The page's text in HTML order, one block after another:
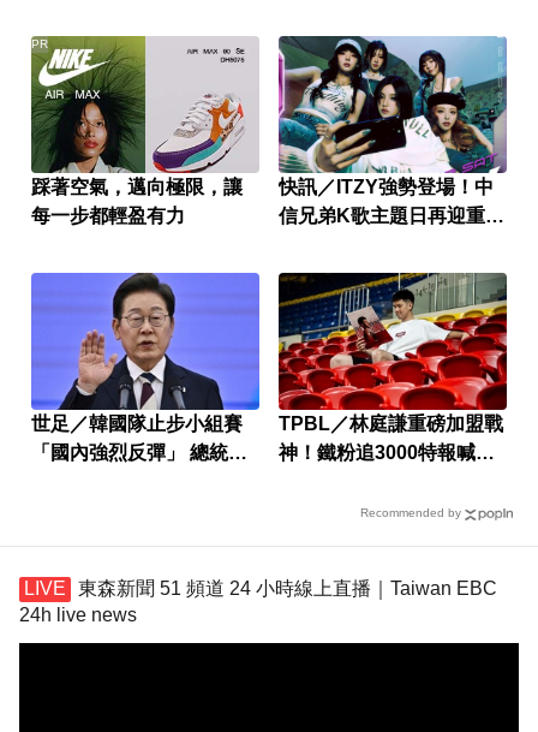
踩著空氣，邁向極限，讓
每一步都輕盈有力
PR
快訊／ITZY強勢登場！中
信兄弟K歌主題日再迎重量
世足／韓國隊止步小組賽
「國內強烈反彈」 總統李
TPBL／林庭謙重磅加盟戰
神！鐵粉追3000特報喊：
Recommended by
東森新聞 51 頻道 24 小時線上直播｜Taiwan EBC
24h live news